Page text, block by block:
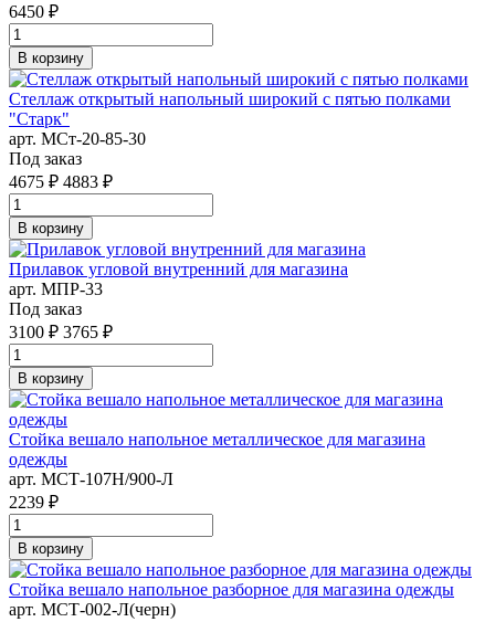
6450 ₽
В корзину
Стеллаж открытый напольный широкий с пятью полками
"Старк"
арт. MСт-20-85-30
Под заказ
4675 ₽ 4883 ₽
В корзину
Прилавок угловой внутренний для магазина
арт. MПР-33
Под заказ
3100 ₽ 3765 ₽
В корзину
Стойка вешало напольное металлическое для магазина
одежды
арт. MСТ-107Н/900-Л
2239 ₽
В корзину
Стойка вешало напольное разборное для магазина одежды
арт. MСТ-002-Л(черн)